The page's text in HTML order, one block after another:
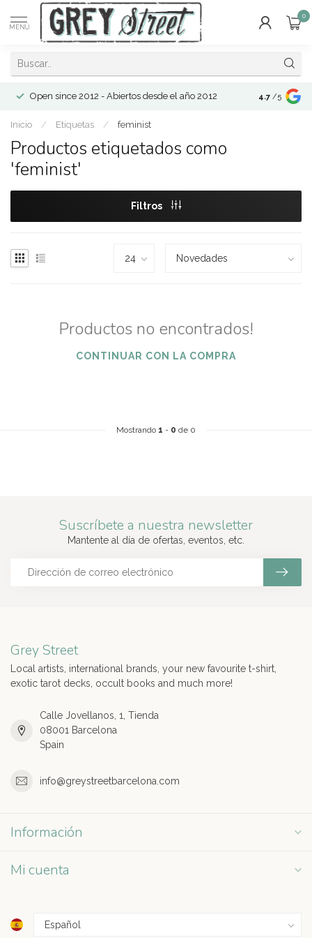
MENÚ
0
Open since 2012 - Abiertos desde el año 2012 4.7 /5
Inicio / Etiquetas / feminist
Productos etiquetados como
'feminist'
Filtros
Productos no encontrados!
CONTINUAR CON LA COMPRA
Mostrando 1 - 0 de 0
Suscríbete a nuestra newsletter
Mantente al día de ofertas, eventos, etc.
Grey Street
Local artists, international brands, your new favourite t-shirt,
exotic tarot decks, occult books and much more!
Calle Jovellanos, 1, Tienda
08001 Barcelona
Spain
info@greystreetbarcelona.com
Información
Mi cuenta